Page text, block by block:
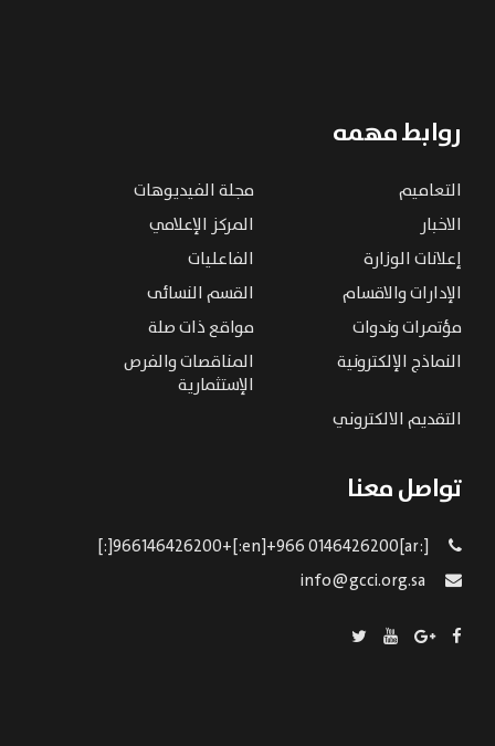
روابط مهمه
التعاميم
مجلة الفيديوهات
الاخبار
المركز الإعلامي
إعلانات الوزارة
الفاعليات
الإدارات والاقسام
القسم النسائى
مؤتمرات وندوات
مواقع ذات صلة
النماذج الإلكترونية
المناقصات والفرص
الإستثمارية
التقديم الالكتروني
تواصل معنا
[:ar]966146426200+[:en]+966 0146426200[:]